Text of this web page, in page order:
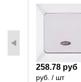
258.78 руб
руб. / шт